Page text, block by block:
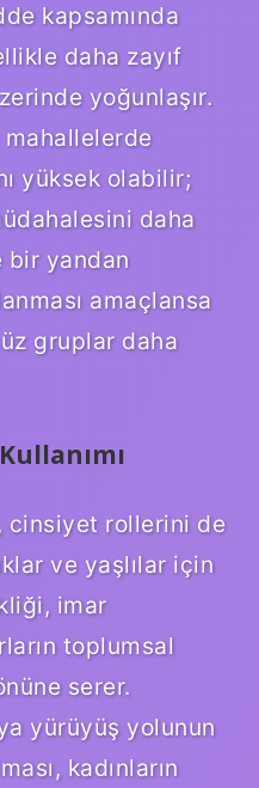
kapsamında
daha zayıf
yoğunlaşır.
yüksek olabilir;
daha
bir yandan
amaçlansa
gruplar daha
cinsiyet rollerini de
ve yaşlılar için
imar
toplumsal
serer.
yürüyüş yolunun
kadınların